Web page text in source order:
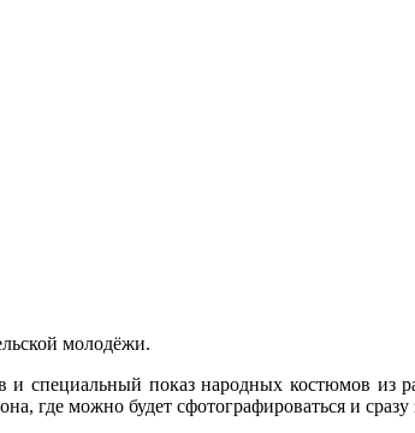
молодёжи.
специальный показ народных костюмов из
где можно будет сфотографироваться и сразу